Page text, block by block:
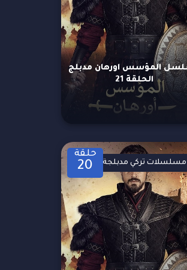
المؤسس اورهان مدبلج
الحلقة 21
حلقة
20 مسلسلات تركي مدبلجة